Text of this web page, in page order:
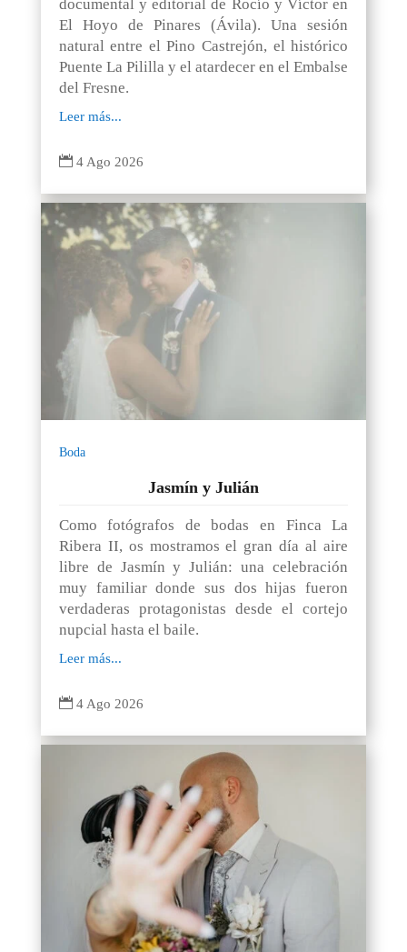
documental y editorial de Rocío y Víctor en
El Hoyo de Pinares (Ávila). Una sesión
natural entre el Pino Castrejón, el histórico
Puente La Pililla y el atardecer en el Embalse
del Fresne.
Leer más...
 4 Ago 2026
Boda
Jasmín y Julián
Como fotógrafos de bodas en Finca La
Ribera II, os mostramos el gran día al aire
libre de Jasmín y Julián: una celebración
muy familiar donde sus dos hijas fueron
verdaderas protagonistas desde el cortejo
nupcial hasta el baile.
Leer más...
 4 Ago 2026